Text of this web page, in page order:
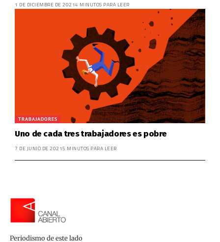
1 DE DICIEMBRE DE 20214 MINUTOS PARA LEER
TRABAJADORES
Uno de cada tres trabajadores es pobre
7 DE JUNIO DE 20215 MINUTOS PARA LEER
Periodismo de este lado